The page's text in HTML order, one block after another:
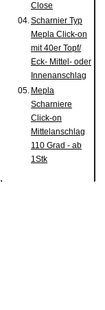
Close
04.Scharnier Typ
Mepla Click-on
mit 40er Topf/
Eck- Mittel- oder
Innenanschlag
05. Mepla
Scharniere
Click-on
Mittelanschlag
110 Grad - ab
1Stk